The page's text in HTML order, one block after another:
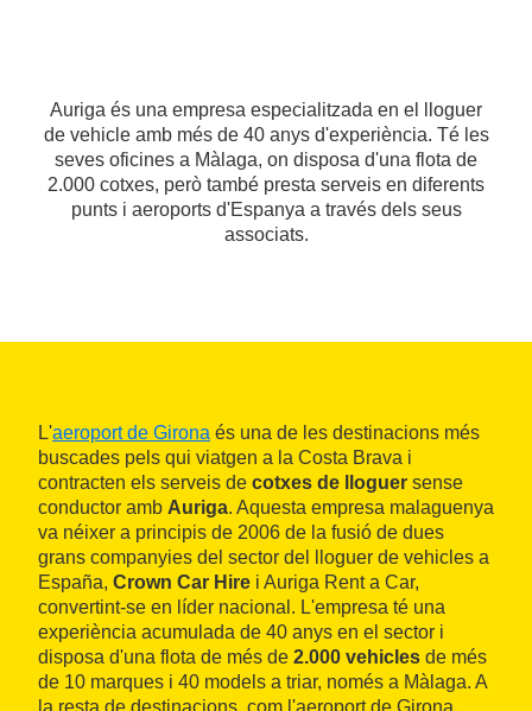
Auriga és una empresa especialitzada en el lloguer
de vehicle amb més de 40 anys d'experiència. Té les
seves oficines a Màlaga, on disposa d'una flota de
2.000 cotxes, però també presta serveis en diferents
punts i aeroports d'Espanya a través dels seus
associats.
L'aeroport de Girona és una de les destinacions més
buscades pels qui viatgen a la Costa Brava i
contracten els serveis de cotxes de lloguer sense
conductor amb Auriga. Aquesta empresa malaguenya
va néixer a principis de 2006 de la fusió de dues
grans companyies del sector del lloguer de vehicles a
España, Crown Car Hire i Auriga Rent a Car,
convertint-se en líder nacional. L'empresa té una
experiència acumulada de 40 anys en el sector i
disposa d'una flota de més de 2.000 vehicles de més
de 10 marques i 40 models a triar, només a Màlaga. A
la resta de destinacions, com l'aeroport de Girona,